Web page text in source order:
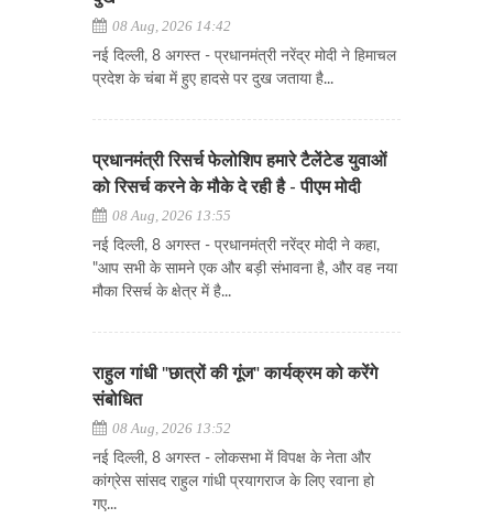
08 Aug, 2026 14:42
नई दिल्ली, 8 अगस्त - प्रधानमंत्री नरेंद्र मोदी ने हिमाचल
प्रदेश के चंबा में हुए हादसे पर दुख जताया है...
प्रधानमंत्री रिसर्च फेलोशिप हमारे टैलेंटेड युवाओं
को रिसर्च करने के मौके दे रही है - पीएम मोदी
08 Aug, 2026 13:55
नई दिल्ली, 8 अगस्त - प्रधानमंत्री नरेंद्र मोदी ने कहा,
"आप सभी के सामने एक और बड़ी संभावना है, और वह नया
मौका रिसर्च के क्षेत्र में है...
राहुल गांधी "छात्रों की गूंज" कार्यक्रम को करेंगे
संबोधित
08 Aug, 2026 13:52
नई दिल्ली, 8 अगस्त - लोकसभा में विपक्ष के नेता और
कांग्रेस सांसद राहुल गांधी प्रयागराज के लिए रवाना हो
गए...